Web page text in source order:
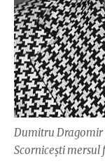
Dumitru Dragomir
Scornicești mersul